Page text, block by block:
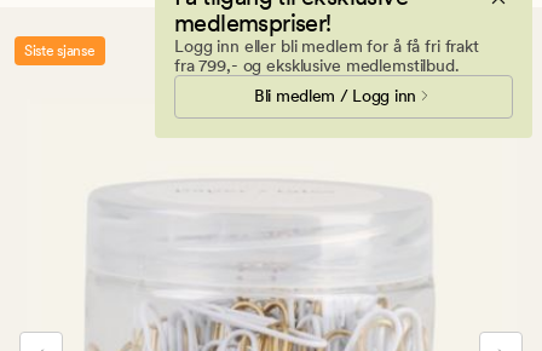
pause.
medlemspriser!
Logg inn eller bli medlem for å få fri frakt
fra 799,- og eksklusive medlemstilbud.
Bli medlem / Logg inn
Siste sjanse